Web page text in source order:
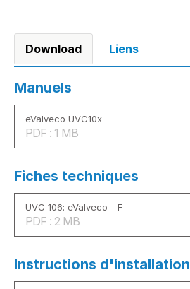
Download Liens
Manuels
eValveco UVC10x
PDF : 1 MB
Fiches techniques
UVC 106: eValveco - F
PDF : 2 MB
Instructions d'installation